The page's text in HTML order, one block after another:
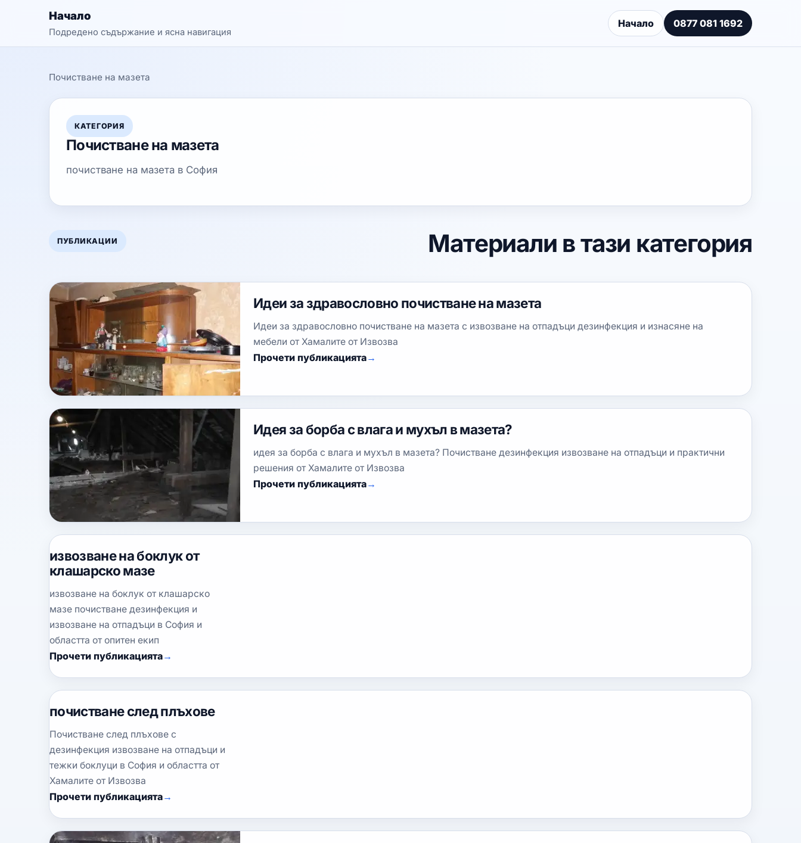
Начало
Подредено съдържание и ясна навигация
Начало 0877 081 1692
Почистване на мазета
КАТЕГОРИЯ
Почистване на мазета
почистване на мазета в София
ПУБЛИКАЦИИ Материали в тази категория
Идеи за здравословно почистване на мазета
Идеи за здравословно почистване на мазета с извозване на отпадъци дезинфекция и изнасяне на
мебели от Хамалите от Извозва
Прочети публикацията
Идея за борба с влага и мухъл в мазета?
идея за борба с влага и мухъл в мазета? Почистване дезинфекция извозване на отпадъци и практични
решения от Хамалите от Извозва
Прочети публикацията
извозване на боклук от
клашарско мазе
извозване на боклук от клашарско
мазе почистване дезинфекция и
извозване на отпадъци в София и
областта от опитен екип
Прочети публикацията
почистване след плъхове
Почистване след плъхове с
дезинфекция извозване на отпадъци и
тежки боклуци в София и областта от
Хамалите от Извозва
Прочети публикацията